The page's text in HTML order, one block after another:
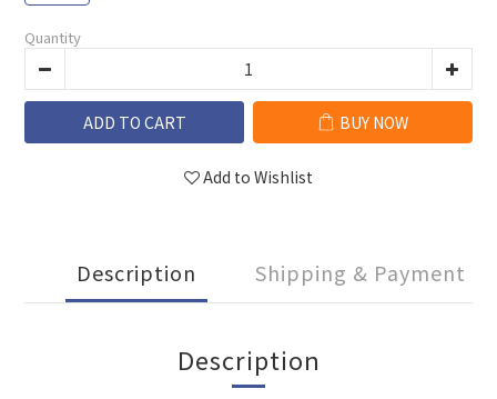
Quantity
ADD TO CART BUY NOW
Add to Wishlist
Description Shipping & Payment
Description